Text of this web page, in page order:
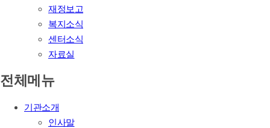
재정보고
복지소식
센터소식
자료실
전체메뉴
기관소개
인사말